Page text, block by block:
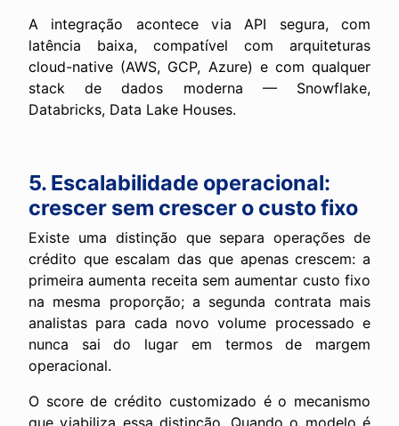
A integração acontece via API segura, com
latência baixa, compatível com arquiteturas
cloud-native (AWS, GCP, Azure) e com qualquer
stack de dados moderna — Snowflake,
Databricks, Data Lake Houses.
5. Escalabilidade operacional:
crescer sem crescer o custo fixo
Existe uma distinção que separa operações de
crédito que escalam das que apenas crescem: a
primeira aumenta receita sem aumentar custo fixo
na mesma proporção; a segunda contrata mais
analistas para cada novo volume processado e
nunca sai do lugar em termos de margem
operacional.
O score de crédito customizado é o mecanismo